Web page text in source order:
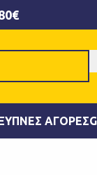
ΑΓΟΡΈΣ